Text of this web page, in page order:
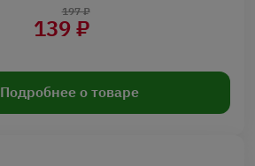
139 ₽
197 ₽
Подробнее о товаре